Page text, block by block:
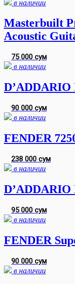
в наличии
Masterbuilt
Acoustic
75 000 сум
в наличии
D’ADDARIO
90 000 сум
в наличии
FENDER
238 000 сум
в наличии
D’ADDARIO
95 000 сум
в наличии
FENDER
90 000 сум
в наличии